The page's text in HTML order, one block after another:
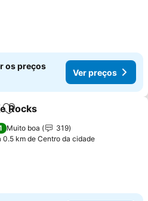
os preços
Ver preços
Adicionar aos favoritos
Rocks
Muito boa
319
0.5 km de Centro da cidade